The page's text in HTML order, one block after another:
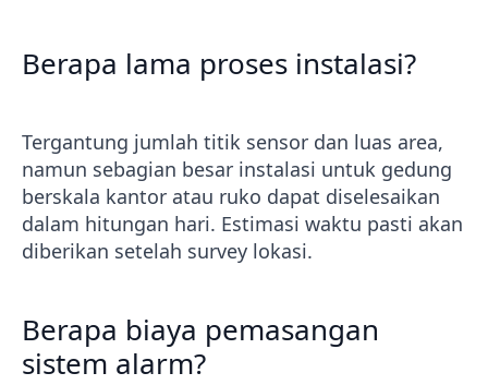
Berapa lama proses instalasi?
Tergantung jumlah titik sensor dan luas area,
namun sebagian besar instalasi untuk gedung
berskala kantor atau ruko dapat diselesaikan
dalam hitungan hari. Estimasi waktu pasti akan
diberikan setelah survey lokasi.
Berapa biaya pemasangan
sistem alarm?